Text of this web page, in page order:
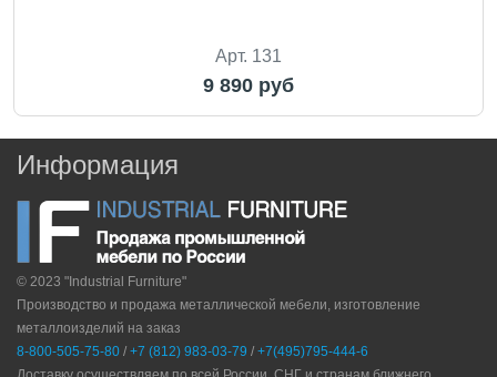
Арт. 131
9 890 руб
Информация
© 2023 "Industrial Furniture"
Производство и продажа металлической мебели, изготовление
металлоизделий на заказ
8-800-505-75-80 / +7 (812) 983-03-79 / +7(495)795-444-6